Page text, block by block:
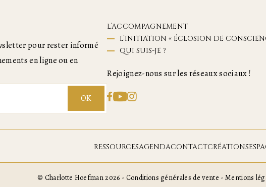
pour rester informé
en ligne ou en
OK
L’ACCOMPAGNEMENT
L’INITIATION « ÉCLOSION DE
QUI SUIS-JE ?
Rejoignez-nous sur les réseaux sociaux !
RESSOURCESAGENDACONTACTCRÉATIONS
© Charlotte Hoefman 2026 - Conditions générales de vente - Mentions